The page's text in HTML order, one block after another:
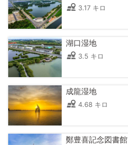
3.17 キロ
湖口湿地
3.5 キロ
成龍湿地
4.68 キロ
鄭豊喜記念図書館